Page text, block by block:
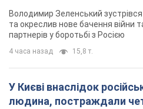
Володимир Зеленський
та окреслив нове бачення війни
партнерів у боротьбі з Росією
4 часа назад 15,8 т.
У Києві внаслідок
людина, постраждали